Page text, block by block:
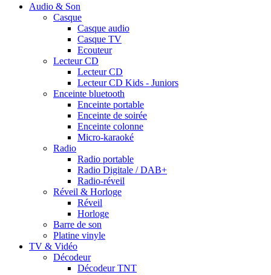
Audio & Son
Casque
Casque audio
Casque TV
Ecouteur
Lecteur CD
Lecteur CD
Lecteur CD Kids - Juniors
Enceinte bluetooth
Enceinte portable
Enceinte de soirée
Enceinte colonne
Micro-karaoké
Radio
Radio portable
Radio Digitale / DAB+
Radio-réveil
Réveil & Horloge
Réveil
Horloge
Barre de son
Platine vinyle
TV & Vidéo
Décodeur
Décodeur TNT